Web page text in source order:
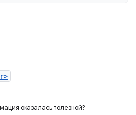
оказалась полезной?